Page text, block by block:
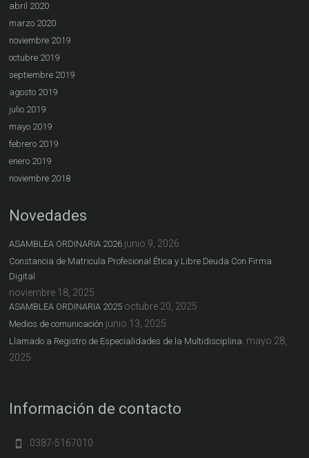
abril 2020
marzo 2020
noviembre 2019
octubre 2019
septiembre 2019
agosto 2019
julio 2019
mayo 2019
febrero 2019
enero 2019
noviembre 2018
Novedades
ASAMBLEA ORDINARIA 2026 junio 9, 2026
Constancia de Matricula Profesional Ética y Libre Deuda Con Firma
Digital
noviembre 18, 2025
ASAMBLEA ORDINARIA 2025 octubre 20, 2025
Medios de comunicación junio 13, 2025
Llamado a Registro de Especialidades de la Multidisciplina. mayo 28,
2025
Información de contacto
0387-5167010